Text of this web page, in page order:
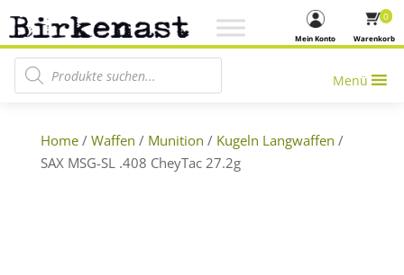
Warenkorb
0
Mein Konto
Products search
Menü
Home/ Waffen / Munition / Kugeln Langwaffen /
SAX MSG-SL .408 CheyTac 27.2g